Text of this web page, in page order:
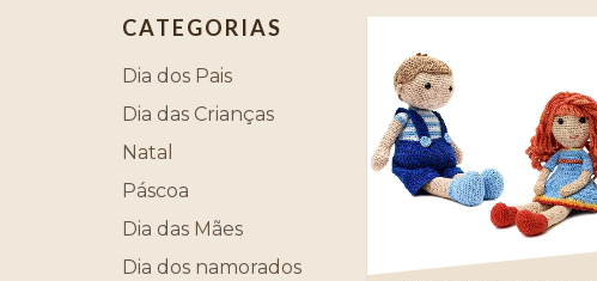
CATEGORIAS
Dia dos Pais
Dia das Crianças
Natal
Páscoa
Dia das Mães
Dia dos namorados